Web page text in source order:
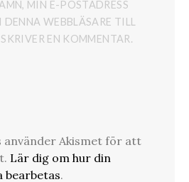
MIN E-POSTADRESS
WEBBLÄSARE TILL
EN KOMMENTAR.
använder Akismet för att
Lär dig om hur din
bearbetas.